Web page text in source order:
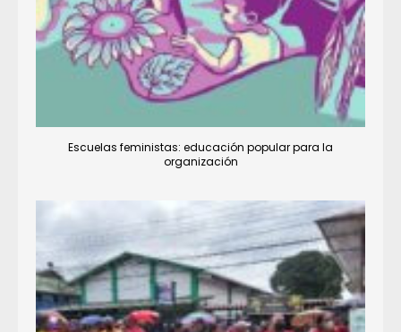
Escuelas feministas: educación popular para la
organización